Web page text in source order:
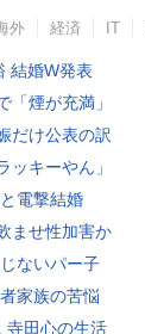
外 経済 IT
結婚W発表
「煙が充満」
だけ公表の訳
ッキーやん」
電撃結婚
ませ性加害か
ないパー子
家族の苦悩
田心の生活